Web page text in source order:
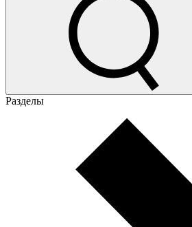
Разделы